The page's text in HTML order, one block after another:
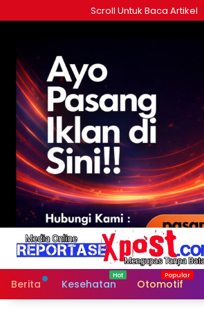
ke
Scroll Untuk Baca Artikel
Berita Kesehatan Otomotif